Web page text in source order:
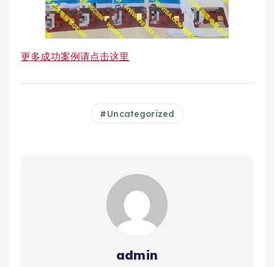
更多成功案例请点击这里
Uncategorized
admin